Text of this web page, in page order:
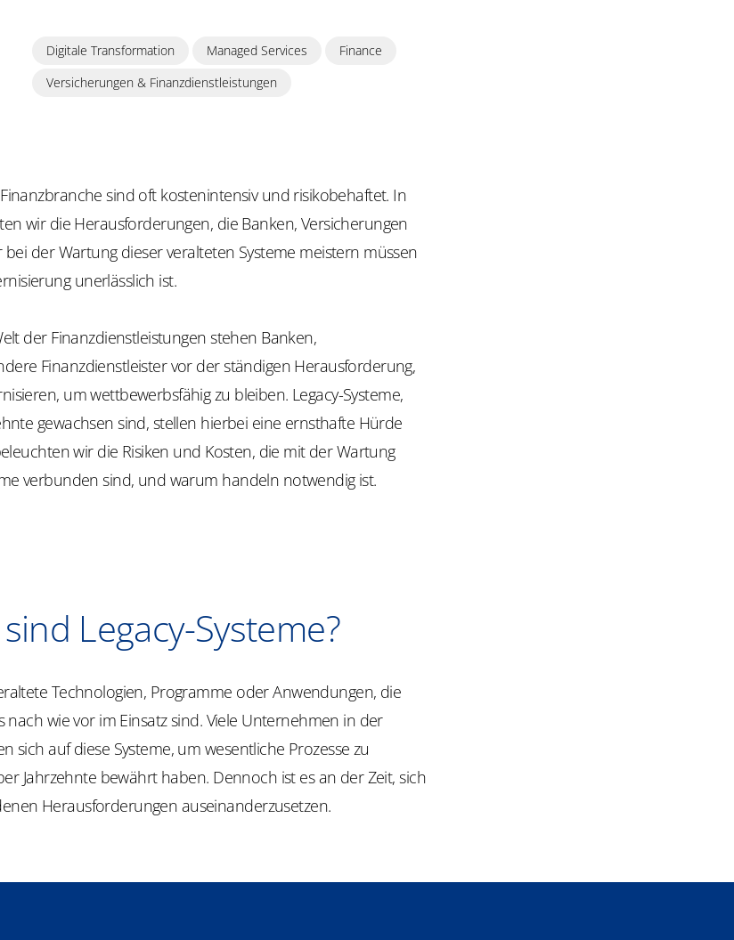
Digitale Transformation Managed Services
Finance
Versicherungen & Finanzdienstleistungen
sind oft kostenintensiv und risikobehaftet. In
wir die Herausforderungen, die Banken, Versicherungen
der Wartung dieser veralteten Systeme meistern müssen
unerlässlich ist.
der Finanzdienstleistungen stehen Banken,
Finanzdienstleister vor der ständigen Herausforderung,
um wettbewerbsfähig zu bleiben. Legacy-Systeme,
gewachsen sind, stellen hierbei eine ernsthafte Hürde
wir die Risiken und Kosten, die mit der Wartung
verbunden sind, und warum handeln notwendig ist.
Legacy-Systeme?
Technologien, Programme oder Anwendungen, die
wie vor im Einsatz sind. Viele Unternehmen in der
sich auf diese Systeme, um wesentliche Prozesse zu
Jahrzehnte bewährt haben. Dennoch ist es an der Zeit, sich
Herausforderungen auseinanderzusetzen.